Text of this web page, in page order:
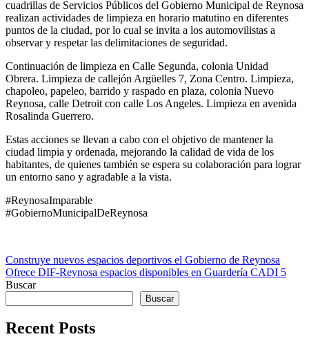
cuadrillas de Servicios Públicos del Gobierno Municipal de Reynosa
realizan actividades de limpieza en horario matutino en diferentes
puntos de la ciudad, por lo cual se invita a los automovilistas a
observar y respetar las delimitaciones de seguridad.
Continuación de limpieza en Calle Segunda, colonia Unidad
Obrera. Limpieza de callejón Argüelles 7, Zona Centro. Limpieza,
chapoleo, papeleo, barrido y raspado en plaza, colonia Nuevo
Reynosa, calle Detroit con calle Los Angeles. Limpieza en avenida
Rosalinda Guerrero.
Estas acciones se llevan a cabo con el objetivo de mantener la
ciudad limpia y ordenada, mejorando la calidad de vida de los
habitantes, de quienes también se espera su colaboración para lograr
un entorno sano y agradable a la vista.
#ReynosaImparable
#GobiernoMunicipalDeReynosa
Navegación
de
Construye nuevos espacios deportivos el Gobierno de Reynosa
Ofrece DIF-Reynosa espacios disponibles en Guardería CADI 5
Buscar
Buscar
Recent Posts